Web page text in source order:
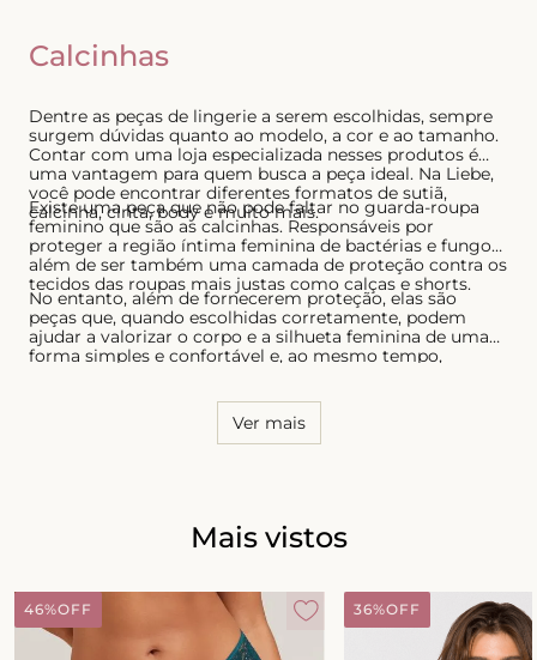
Calcinhas
Dentre as peças de lingerie a serem escolhidas, sempre
surgem dúvidas quanto ao modelo, a cor e ao tamanho.
Contar com uma loja especializada nesses produtos é
uma vantagem para quem busca a peça ideal. Na Liebe,
você pode encontrar diferentes formatos de sutiã,
calcinha, cinta, body e muito mais.
Existe uma peça que não pode faltar no guarda-roupa
feminino que são as calcinhas. Responsáveis por
proteger a região íntima feminina de bactérias e fungos,
além de ser também uma camada de proteção contra os
tecidos das roupas mais justas como calças e shorts.
No entanto, além de fornecerem proteção, elas são
peças que, quando escolhidas corretamente, podem
ajudar a valorizar o corpo e a silhueta feminina de uma
forma simples e confortável e, ao mesmo tempo,
caimento, tanto para as calcinhas quanto para os sutiãs.
Ver mais
Mais vistos
46%OFF 36%OFF